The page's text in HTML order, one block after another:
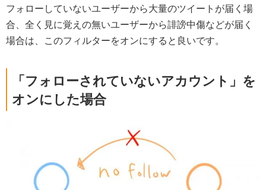
フォローしていないユーザーから大量のツイートが届く場
合、全く見に覚えの無いユーザーから誹謗中傷などが届く
場合は、このフィルターをオンにすると良いです。
「フォローされていないアカウント」を
オンにした場合